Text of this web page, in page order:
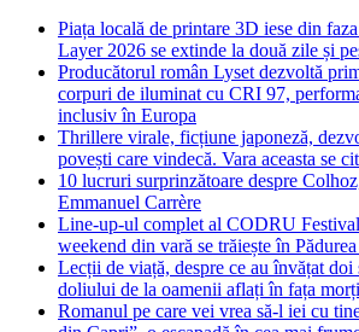
Piața locală de printare 3D iese din
Layer 2026 se extinde la două zile și
Producătorul român Lyset dezvoltă
corpuri de iluminat cu CRI 97,
inclusiv în Europa
Thrillere virale, ficțiune japoneză,
povești care vindecă. Vara aceasta se
10 lucruri surprinzătoare despre
Emmanuel Carrère
Line-up-ul complet al CODRU
weekend din vară se trăiește în
Lecții de viață, despre ce au învățat
doliului de la oamenii aflați în fața
Romanul pe care vei vrea să-l iei cu